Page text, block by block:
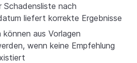
Schadensliste nach
liefert korrekte Ergebnisse
können aus Vorlagen
wenn keine Empfehlung